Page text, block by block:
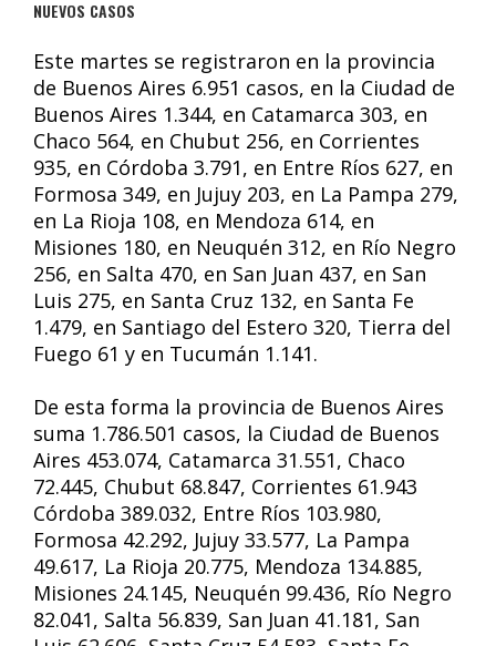
NUEVOS CASOS
Este martes se registraron en la provincia
de Buenos Aires 6.951 casos, en la Ciudad de
Buenos Aires 1.344, en Catamarca 303, en
Chaco 564, en Chubut 256, en Corrientes
935, en Córdoba 3.791, en Entre Ríos 627, en
Formosa 349, en Jujuy 203, en La Pampa 279,
en La Rioja 108, en Mendoza 614, en
Misiones 180, en Neuquén 312, en Río Negro
256, en Salta 470, en San Juan 437, en San
Luis 275, en Santa Cruz 132, en Santa Fe
1.479, en Santiago del Estero 320, Tierra del
Fuego 61 y en Tucumán 1.141.
De esta forma la provincia de Buenos Aires
suma 1.786.501 casos, la Ciudad de Buenos
Aires 453.074, Catamarca 31.551, Chaco
72.445, Chubut 68.847, Corrientes 61.943
Córdoba 389.032, Entre Ríos 103.980,
Formosa 42.292, Jujuy 33.577, La Pampa
49.617, La Rioja 20.775, Mendoza 134.885,
Misiones 24.145, Neuquén 99.436, Río Negro
82.041, Salta 56.839, San Juan 41.181, San